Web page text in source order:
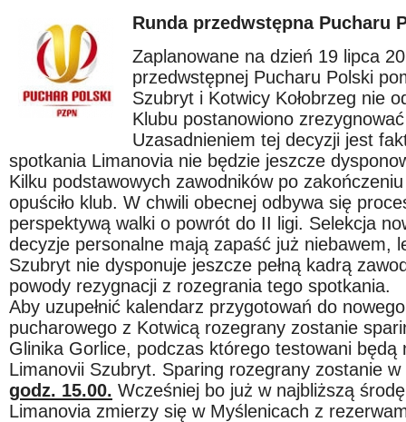
Runda przedwstępna Pucharu
Zaplanowane na dzień 19 lipca
przedwstępnej Pucharu Polski
Szubryt i Kotwicy Kołobrzeg nie
Klubu postanowiono
Uzasadnieniem tej decyzji jest
spotkania Limanovia nie będzie jeszcze
Kilku podstawowych zawodników po
opuściło klub. W chwili obecnej odbywa się
perspektywą walki o powrót do II ligi. Selekcja
decyzje personalne mają zapaść już niebawem,
Szubryt nie dysponuje jeszcze pełną kadrą
powody rezygnacji z rozegrania tego spotkania.
Aby uzupełnić kalendarz przygotowań do
pucharowego z Kotwicą rozegrany zostanie
Glinika Gorlice, podczas którego testowani
Limanovii Szubryt. Sparing rozegrany zostanie
godz. 15.00. Wcześniej bo już w najbliższą
Limanovia zmierzy się w Myślenicach z